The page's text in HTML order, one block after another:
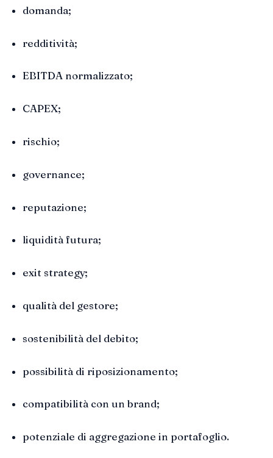
domanda;
redditività;
EBITDA normalizzato;
CAPEX;
rischio;
governance;
reputazione;
liquidità futura;
exit strategy;
qualità del gestore;
sostenibilità del debito;
possibilità di riposizionamento;
compatibilità con un brand;
potenziale di aggregazione in portafoglio.